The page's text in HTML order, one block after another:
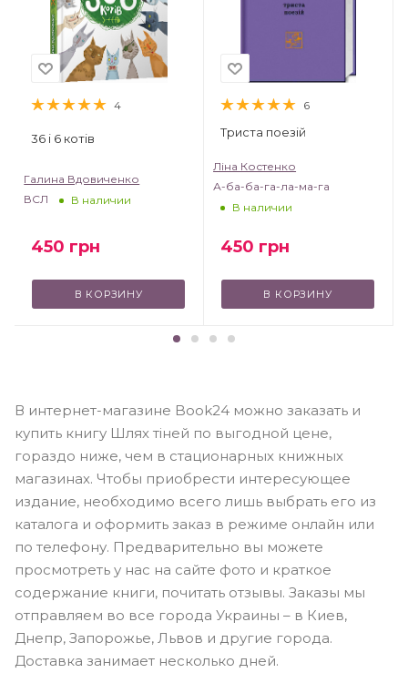
4
36 і 6 котів
Галина Вдовиченко
ВСЛ
В наличии
450 грн
В КОРЗИНУ
6
Триста поезій
Ліна Костенко
А-ба-ба-га-ла-ма-га
В наличии
450 грн
В КОРЗИНУ
В интернет-магазине Book24 можно заказать и
купить книгу Шлях тіней по выгодной цене,
гораздо ниже, чем в стационарных книжных
магазинах. Чтобы приобрести интересующее
издание, необходимо всего лишь выбрать его из
каталога и оформить заказ в режиме онлайн или
по телефону. Предварительно вы можете
просмотреть у нас на сайте фото и краткое
содержание книги, почитать отзывы. Заказы мы
отправляем во все города Украины – в Киев,
Днепр, Запорожье, Львов и другие города.
Доставка занимает несколько дней.